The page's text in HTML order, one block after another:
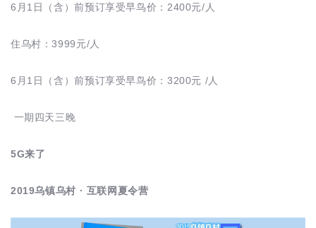
6月1日（含）前预订享受早鸟价：2400元/人
住乌村：3999元/人
6月1日（含）前预订享受早鸟价：3200元 /人
一期四天三晚
5G来了
2019乌镇乌村 · 互联网夏令营